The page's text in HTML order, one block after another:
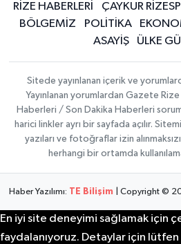
RİZE HABERLERİ ÇAYKUR
BÖLGEMİZ
POLİTİKA
ASAYİŞ
ÜLKE
Sitede yayınlanan içerik ve
Yayınlanan yorumlardan Gazete
Haberleri / Son Dakika Haberleri
harici linkler ayrı bir sayfada açılır.
yazıları ve fotoğraflar izin
herhangi bir ortamda
Haber Yazılımı: TE Bilişim | Copyright ©
En iyi site deneyimi sağlamak için
faydalanıyoruz. Detaylar için lütfen